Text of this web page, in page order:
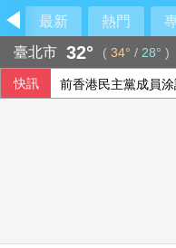
最新 熱門
臺北市 32° ( 34° / 28° )
快訊 前香港民主黨成員